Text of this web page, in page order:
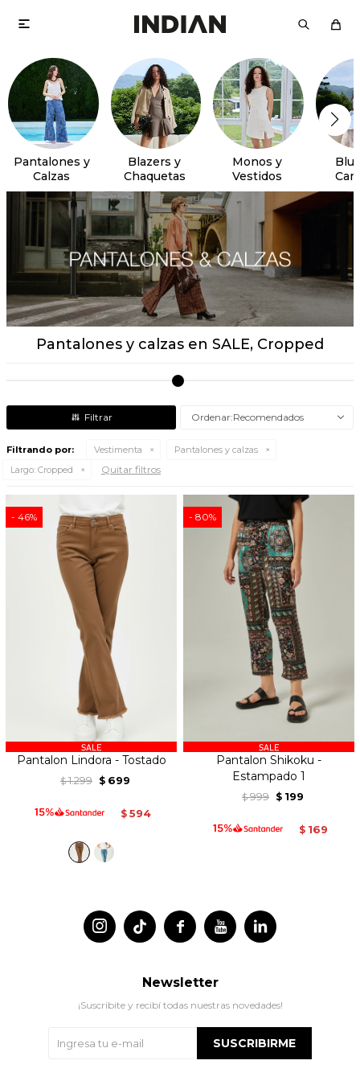

Pantalones y
Calzas
Blazers y
Chaquetas
Monos y
Vestidos
Pantalones y calzas en SALE, Cropped
Recomendados
Filtrando por: Vestimenta
Pantalones y calzas
Largo: Cropped Quitar filtros
46
Pantalon Lindora - Tostado
$ 1.299 $ 699
$ 594
80
Pantalon Shikoku -
Estampado 1
$ 999 $ 199
$ 169
 
 
Newsletter
¡Suscribite y recibí todas nuestras novedades!
SUSCRIBIRME